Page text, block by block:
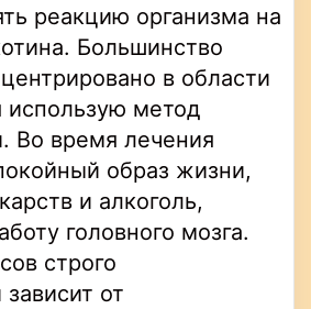
реакцию организма на
Большинство
в области
использую метод
Во время лечения
образ жизни,
и алкоголь,
головного мозга.
строго
от